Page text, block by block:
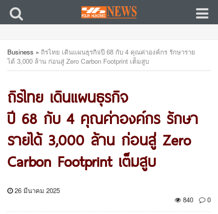
Business » ถิรไทย เดินแผนธุรกิจปี 68 กับ 4 คุณค่าองค์กร รักษาราย
ได้ 3,000 ล้าน ก่อนสู่ Zero Carbon Footprint เต็มสูบ
ถิรไทย เดินแผนธุรกิจ
ปี 68 กับ 4 คุณค่าองค์กร รักษา
รายได้ 3,000 ล้าน ก่อนสู่ Zero
Carbon Footprint เต็มสูบ
26 มีนาคม 2025
840
0